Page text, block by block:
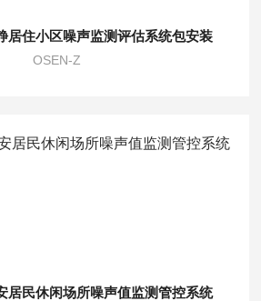
居住小区噪声监测评估系统包安装
OSEN-Z
居民休闲场所噪声值监测管控系统